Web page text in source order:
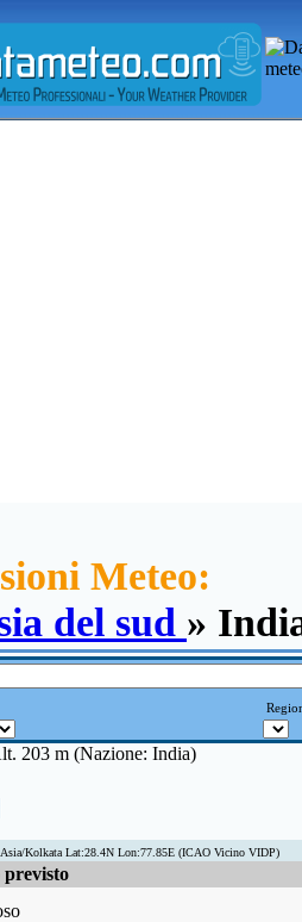
Meteo:
del sud »
203 m (Nazione: India)
Kolkata Lat:28.4N Lon:77.85E (ICAO Vicino VIDP)